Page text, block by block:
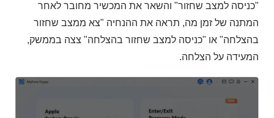
"כניסה למצב שחזור" והשאר את המכשיר מחובר לאחר
המתנה של זמן מה, תראה את ההנחיה "צא ממצב שחזור
בהצלחה" או "כניסה למצב שחזור בהצלחה" צצה בממשק,
המעידה על הצלחה.